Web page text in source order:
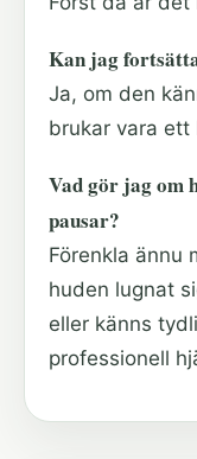
Kan jag
Ja, om den
brukar vara ett
Vad gör jag om
pausar?
Förenkla ännu
huden lugnat
eller känns
professionell